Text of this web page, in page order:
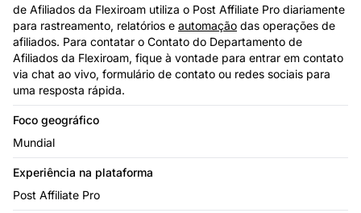
de Afiliados da Flexiroam utiliza o Post Affiliate Pro diariamente
para rastreamento, relatórios e automação das operações de
afiliados. Para contatar o Contato do Departamento de
Afiliados da Flexiroam, fique à vontade para entrar em contato
via chat ao vivo, formulário de contato ou redes sociais para
uma resposta rápida.
Foco geográfico
Mundial
Experiência na plataforma
Post Affiliate Pro